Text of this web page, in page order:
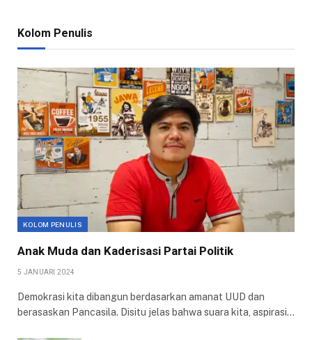
Kolom Penulis
KOLOM PENULIS
Anak Muda dan Kaderisasi Partai Politik
5 JANUARI 2024
Demokrasi kita dibangun berdasarkan amanat UUD dan
berasaskan Pancasila. Disitu jelas bahwa suara kita, aspirasi…